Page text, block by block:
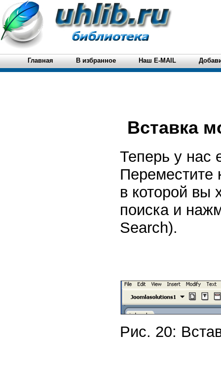
Главная В избранное Наш E-MAIL
Вставка
Теперь у нас
Переместите
в которой вы
поиска и
Search).
Рис. 20: